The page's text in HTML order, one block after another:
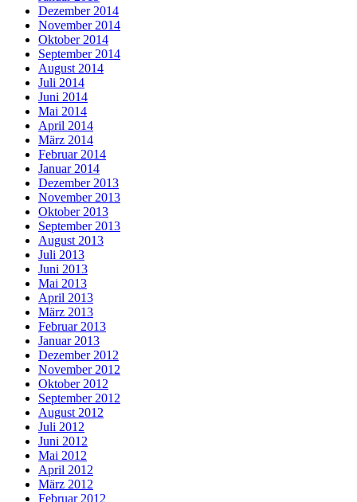
Dezember 2014
November 2014
Oktober 2014
September 2014
August 2014
Juli 2014
Juni 2014
Mai 2014
April 2014
März 2014
Februar 2014
Januar 2014
Dezember 2013
November 2013
Oktober 2013
September 2013
August 2013
Juli 2013
Juni 2013
Mai 2013
April 2013
März 2013
Februar 2013
Januar 2013
Dezember 2012
November 2012
Oktober 2012
September 2012
August 2012
Juli 2012
Juni 2012
Mai 2012
April 2012
März 2012
Februar 2012